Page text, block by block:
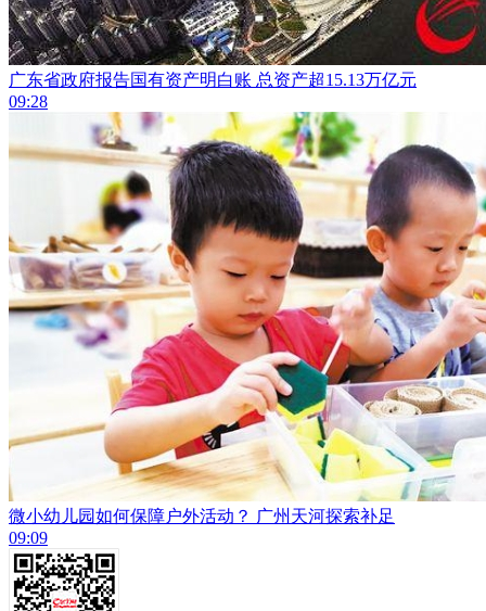
广东省政府报告国有资产明白账 总资产超15.13万亿元
09:28
微小幼儿园如何保障户外活动？ 广州天河探索补足
09:09